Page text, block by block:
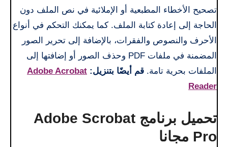
تصحيح الأخطاء المطبعية أو الإملائية في نص الملف دون
الحاجة إلى إعادة كتابة الملف. كما يمكنك التحكم في أنواع
الأحرف والنصوص والفقرات، بالإضافة إلى تحرير الصور
المضمنة في ملفات PDF وحذف الصور أو إضافتها إلى
الملفات بحرية تامة. قم أيضًا بتنزيل: Adobe Acrobat
Reader
تحميل برنامج Adobe Scrobat
Pro مجانا